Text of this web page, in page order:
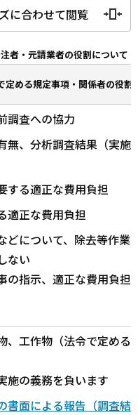
に合わせて閲覧
者・元請業者の役割について
定める規定事項・関係者の役割
調査への協力
無、分析調査結果（実施
する適正な費用負担
適正な費用負担
どについて、除去等作業
ない
の指示、適正な費用負
、工作物（法令で定める
施の義務を負います
書面による報告（調査